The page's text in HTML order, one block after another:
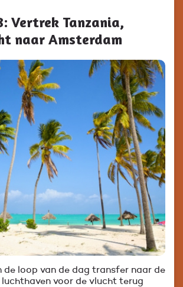
Vertrek Tanzania,
naar Amsterdam
de loop van de dag transfer naar de
voor de vlucht terug